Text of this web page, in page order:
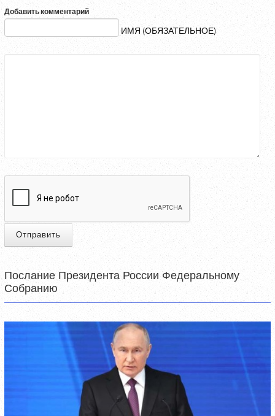
Добавить комментарий
ИМЯ (ОБЯЗАТЕЛЬНОЕ)
Отправить
Послание Президента России Федеральному
Собранию